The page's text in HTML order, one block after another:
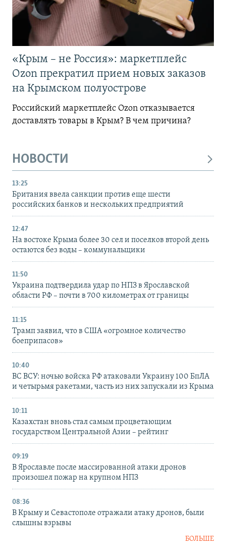
«Крым – не Россия»: маркетплейс
Ozon прекратил прием новых заказов
на Крымском полуострове
Российский маркетплейс Ozon отказывается
доставлять товары в Крым? В чем причина?
НОВОСТИ
13:25
Британия ввела санкции против еще шести
российских банков и нескольких предприятий
12:47
На востоке Крыма более 30 сел и поселков второй день
остаются без воды – коммунальщики
11:50
Украина подтвердила удар по НПЗ в Ярославской
области РФ – почти в 700 километрах от границы
11:15
Трамп заявил, что в США «огромное количество
боеприпасов»
10:40
ВС ВСУ: ночью войска РФ атаковали Украину 100 БпЛА
и четырьмя ракетами, часть из них запускали из Крыма
10:11
Казахстан вновь стал самым процветающим
государством Центральной Азии – рейтинг
09:19
В Ярославле после массированной атаки дронов
произошел пожар на крупном НПЗ
08:36
В Крыму и Севастополе отражали атаку дронов, были
слышны взрывы
БОЛЬШЕ